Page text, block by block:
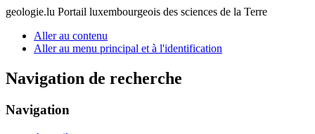
geologie.lu Portail luxembourgeois des sciences de la Terre
Aller au contenu
Aller au menu principal et à l'identification
Navigation de recherche
Navigation